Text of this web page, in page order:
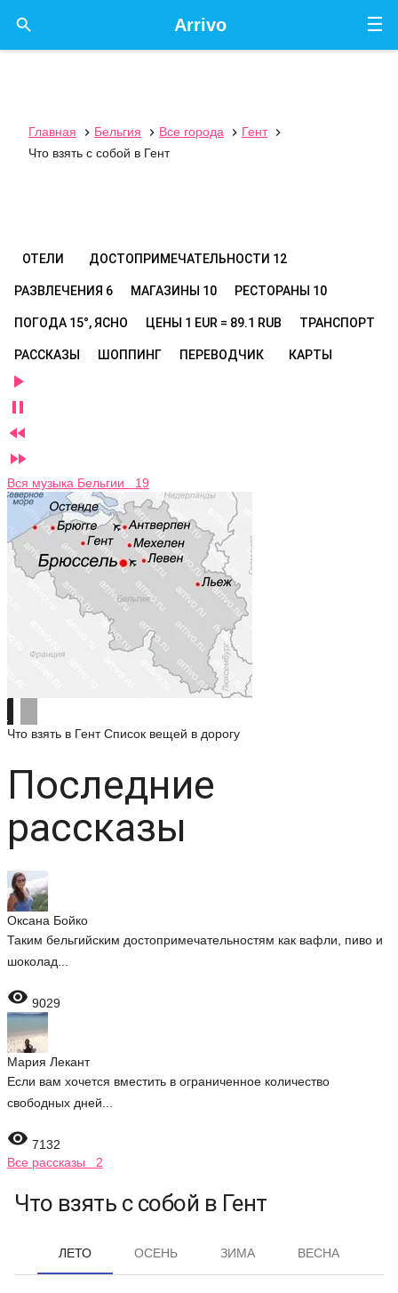
☰
Arrivo

Главная  Бельгия  Все города  Гент

Что взять с собой в Гент
ОТЕЛИ ДОСТОПРИМЕЧАТЕЛЬНОСТИ 12
РАЗВЛЕЧЕНИЯ 6 МАГАЗИНЫ 10 РЕСТОРАНЫ 10
ПОГОДА 15°, ЯСНО ЦЕНЫ 1 EUR = 89.1 RUB ТРАНСПОРТ
РАССКАЗЫ ШОППИНГ ПЕРЕВОДЧИК КАРТЫ




Вся музыка Бельгии 19
Что взять в Гент Список вещей в дорогу
Последние
рассказы
Оксана Бойко
Таким бельгийским достопримечательностям как вафли, пиво и
шоколад...
 9029
Мария Лекант
Если вам хочется вместить в ограниченное количество
свободных дней...
 7132
Все рассказы 2
Что взять с собой в Гент
ЛЕТО ОСЕНЬ ЗИМА ВЕСНА